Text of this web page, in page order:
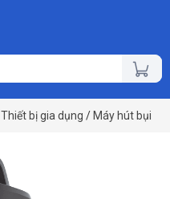
Thiết bị gia dụng / Máy hút bụi